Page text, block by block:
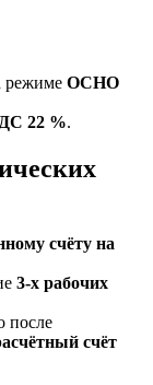
режиме ОСНО
22 %.
счёту на
3‑х рабочих
после
счёт